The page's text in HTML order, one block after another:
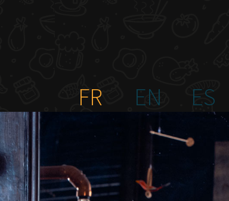
FR EN ES